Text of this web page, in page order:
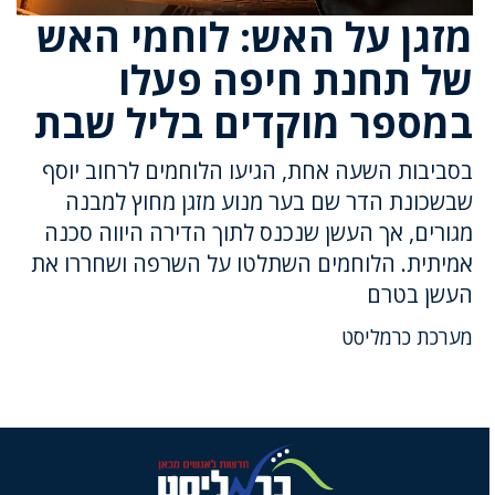
מזגן על האש: לוחמי האש
של תחנת חיפה פעלו
במספר מוקדים בליל שבת
בסביבות השעה אחת, הגיעו הלוחמים לרחוב יוסף
שבשכונת הדר שם בער מנוע מזגן מחוץ למבנה
מגורים, אך העשן שנכנס לתוך הדירה היווה סכנה
אמיתית. הלוחמים השתלטו על השרפה ושחררו את
העשן בטרם
מערכת כרמליסט